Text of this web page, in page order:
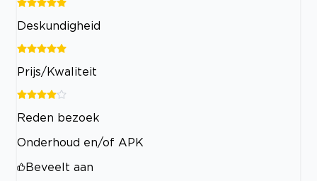
Deskundigheid
Prijs/Kwaliteit
Reden bezoek
Onderhoud en/of APK
Beveelt aan